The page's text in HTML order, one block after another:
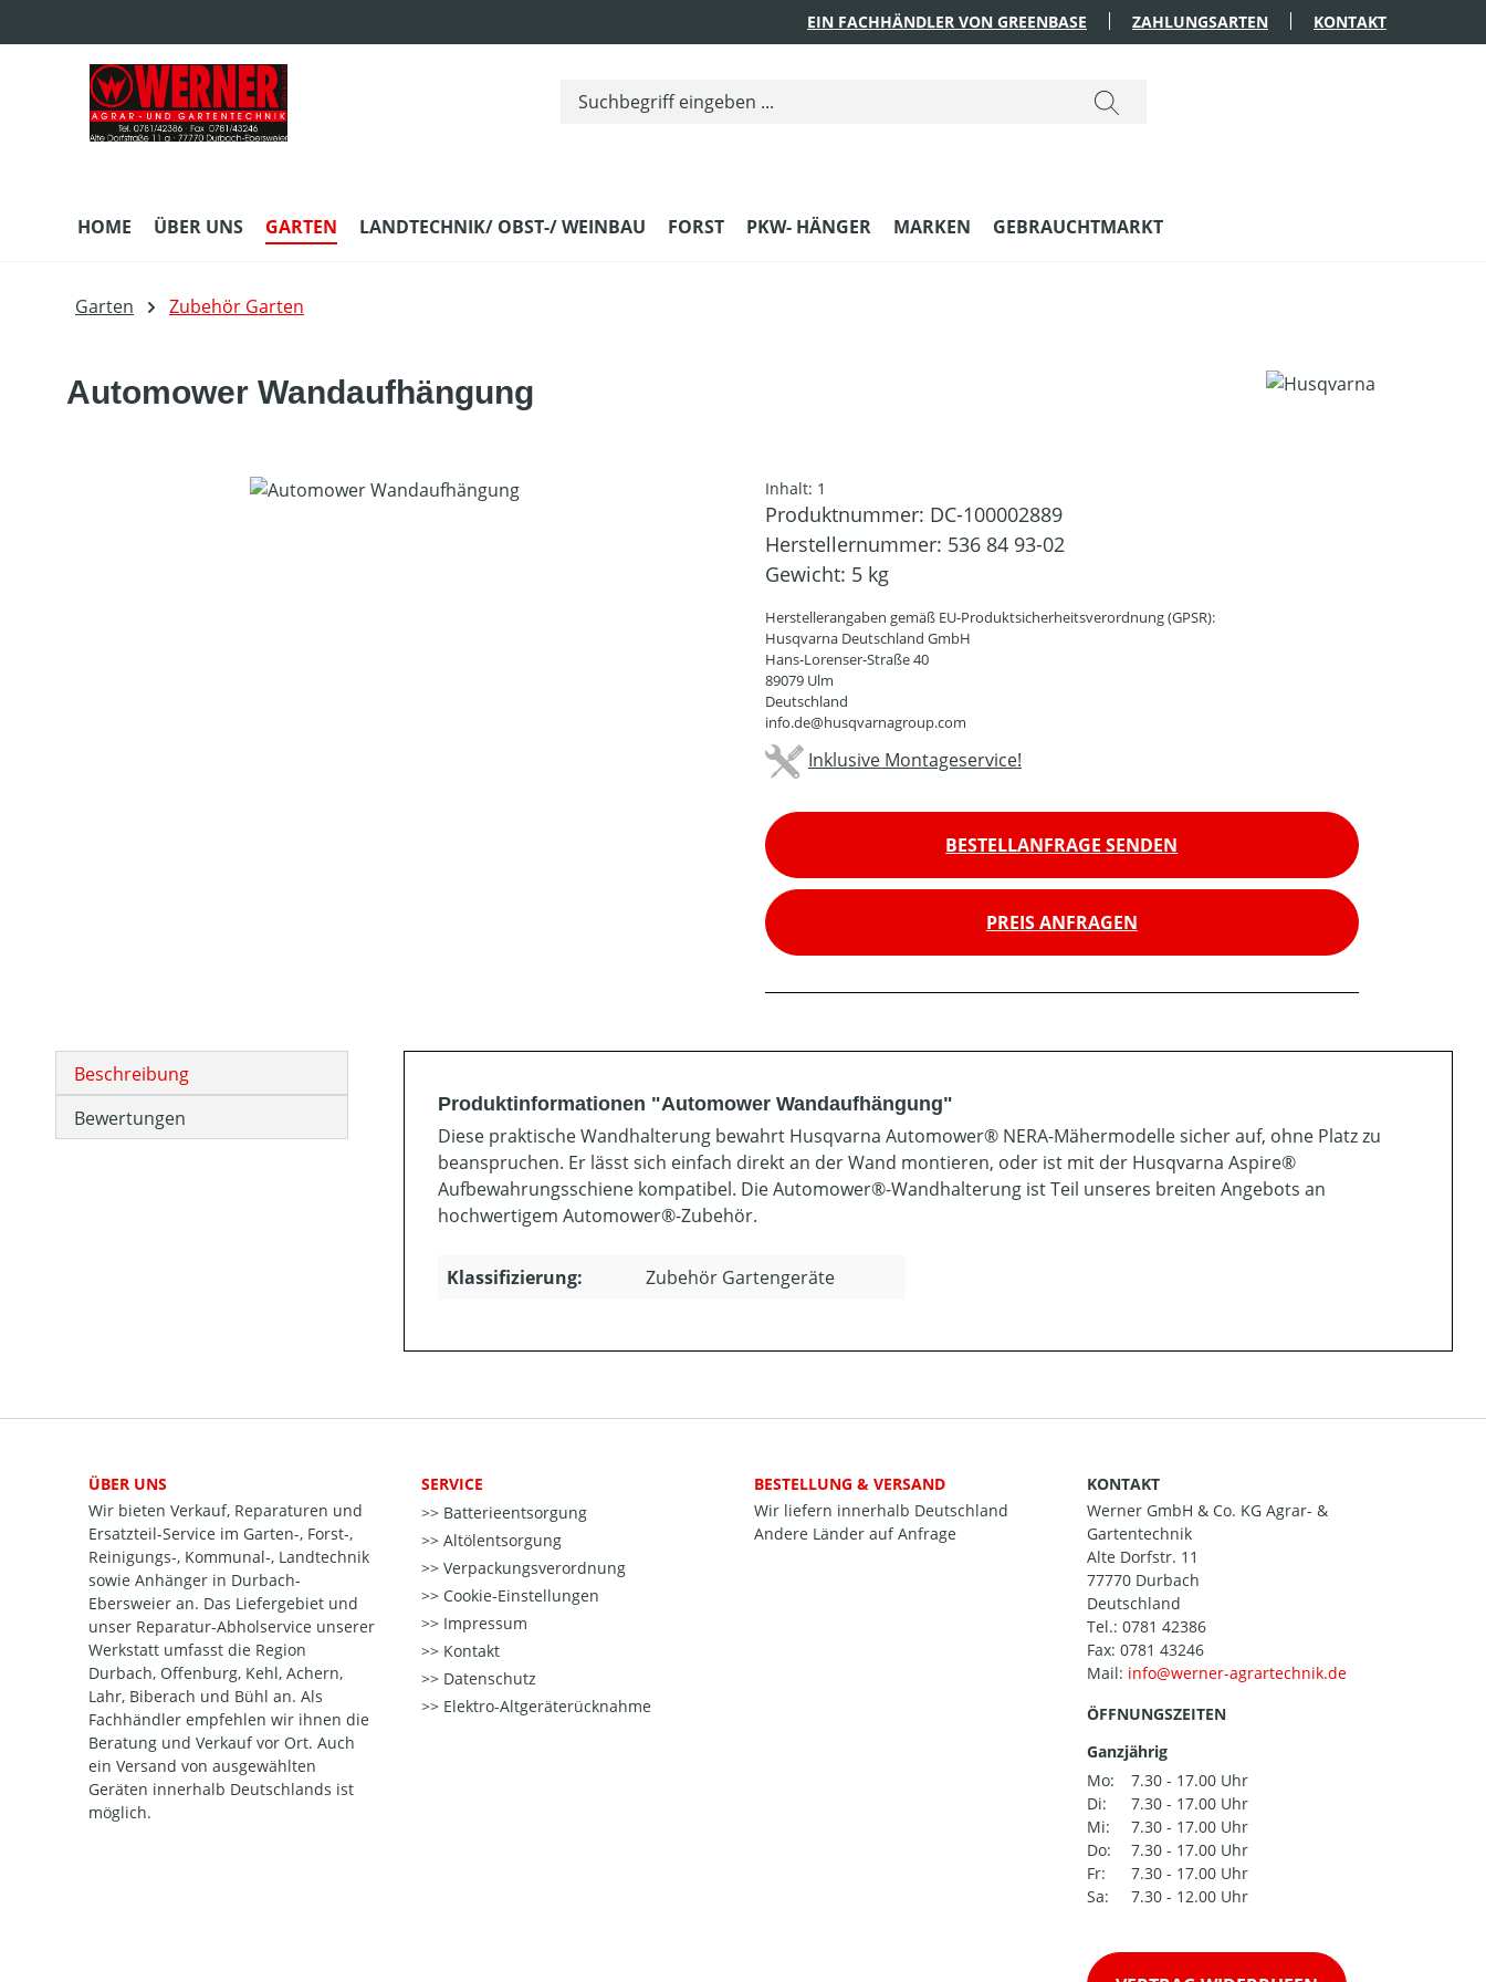
EIN FACHHÄNDLER VON GREENBASE ZAHLUNGSARTEN KONTAKT
HOME ÜBER UNS GARTEN LANDTECHNIK/ OBST-/ WEINBAU FORST PKW- HÄNGER MARKEN GEBRAUCHTMARKT
Garten Zubehör Garten
Automower Wandaufhängung
Bildergalerie überspringen Inhalt: 1
Produktnummer: DC-100002889
Herstellernummer: 536 84 93-02
Gewicht: 5 kg
Herstellerangaben gemäß EU-Produktsicherheitsverordnung (GPSR):
Husqvarna Deutschland GmbH
Hans-Lorenser-Straße 40
89079 Ulm
Deutschland
info.de@husqvarnagroup.com
Inklusive Montageservice!
BESTELLANFRAGE SENDEN
PREIS ANFRAGEN
Beschreibung
Bewertungen
Produktinformationen "Automower Wandaufhängung"
Diese praktische Wandhalterung bewahrt Husqvarna Automower® NERA-Mähermodelle sicher auf, ohne Platz zu
beanspruchen. Er lässt sich einfach direkt an der Wand montieren, oder ist mit der Husqvarna Aspire®
Aufbewahrungsschiene kompatibel. Die Automower®-Wandhalterung ist Teil unseres breiten Angebots an
hochwertigem Automower®-Zubehör.
Klassifizierung: Zubehör Gartengeräte
ÜBER UNS
Wir bieten Verkauf, Reparaturen und
Ersatzteil-Service im Garten-, Forst-,
Reinigungs-, Kommunal-, Landtechnik
sowie Anhänger in Durbach-
Ebersweier an. Das Liefergebiet und
unser Reparatur-Abholservice unserer
Werkstatt umfasst die Region
Durbach, Offenburg, Kehl, Achern,
Lahr, Biberach und Bühl an. Als
Fachhändler empfehlen wir ihnen die
Beratung und Verkauf vor Ort. Auch
ein Versand von ausgewählten
Geräten innerhalb Deutschlands ist
möglich.
SERVICE
Batterieentsorgung
Altölentsorgung
Verpackungsverordnung
Cookie-Einstellungen
Impressum
Kontakt
Datenschutz
Elektro-Altgeräterücknahme
BESTELLUNG & VERSAND
Wir liefern innerhalb Deutschland
Andere Länder auf Anfrage
KONTAKT
Werner GmbH & Co. KG Agrar- &
Gartentechnik
Alte Dorfstr. 11
77770 Durbach
Deutschland
Tel.: 0781 42386
Fax: 0781 43246
Mail:
ÖFFNUNGSZEITEN
Ganzjährig
Mo:
7.30 - 17.00 Uhr
Di:
7.30 - 17.00 Uhr
Mi:
7.30 - 17.00 Uhr
Do:
7.30 - 17.00 Uhr
Fr:
7.30 - 17.00 Uhr
Sa:
7.30 - 12.00 Uhr